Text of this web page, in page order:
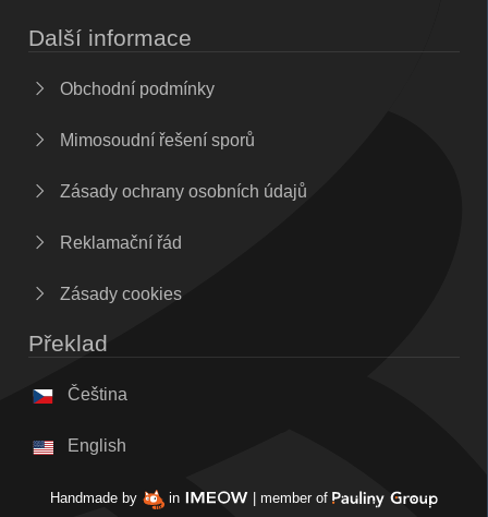
Další informace
Obchodní podmínky
Mimosoudní řešení sporů
Zásady ochrany osobních údajů
Reklamační řád
Zásady cookies
Překlad
Čeština
English
Handmade by in | member of